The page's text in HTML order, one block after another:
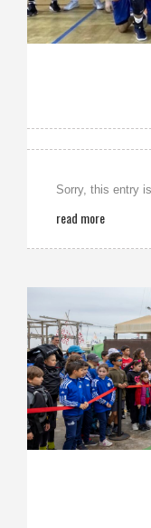
Sorry, this entry
read more